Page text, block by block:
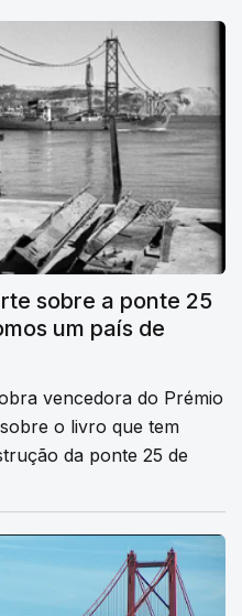
sobre a ponte 25
um país de
vencedora do Prémio
o livro que tem
da ponte 25 de